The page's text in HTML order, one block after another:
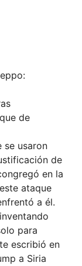
de
se usaron
de
en la
ataque
a él.
para
escribió en
a Siria